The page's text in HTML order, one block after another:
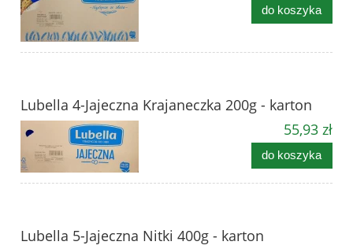
do koszyka
Lubella 4-Jajeczna Krajaneczka 200g - karton
55,93 zł
do koszyka
Lubella 5-Jajeczna Nitki 400g - karton